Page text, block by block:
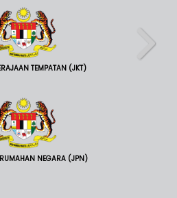
TEMPATAN (JKT)
NEGARA (JPN)